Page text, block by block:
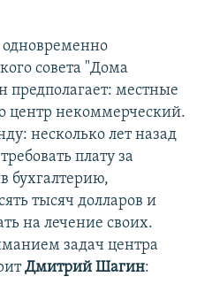
совета "Дома
местные
центр некоммерческий.
несколько лет назад
плату за
бухгалтерию,
тысяч долларов и
на лечение своих.
задач центра
Дмитрий Шагин: